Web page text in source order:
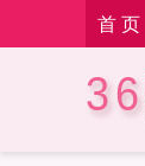
首 页